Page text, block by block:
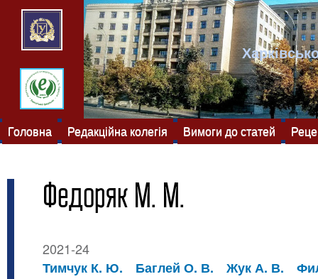
Головна Редакційна колегія Вимоги до статей
Федоряк М. М.
2021-24
Тимчук К. Ю.
Баглей О. В. Жук А. В.